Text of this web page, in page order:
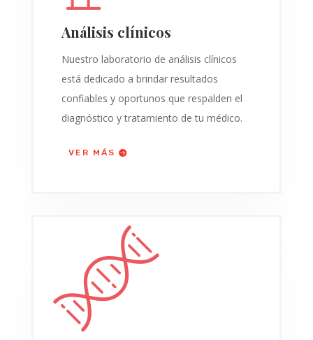
Análisis clínicos
Nuestro laboratorio de análisis clínicos
está dedicado a brindar resultados
confiables y oportunos que respalden el
diagnóstico y tratamiento de tu médico.
VER MÁS